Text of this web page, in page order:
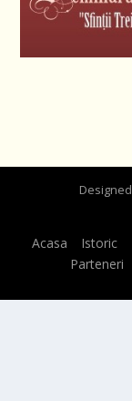
Acasa Istoric
Parteneri